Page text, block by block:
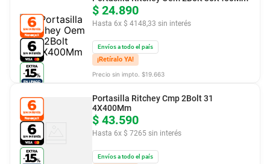
$ 24.890
Hasta 6x $ 4148,33 sin interés
Envíos a todo el país
¡Retíralo YA!
Precio sin impto. $19.663
$ 43.590
Hasta 6x $ 7265 sin interés
Portasilla Ritchey Cmp 2Bolt 31
4X400Mm
Envíos a todo el país